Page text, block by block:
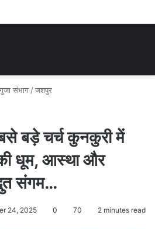
संभाग /जशपुर
बड़े चर्च कुनकुरी में
धूम, आस्था और
संगम…
24, 2025 0 70 2 minutes read